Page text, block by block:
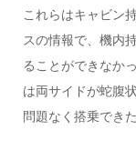
これらはキャビン
スの情報で、機内
ることができなか
は両サイドが蛇腹
問題なく搭乗できた